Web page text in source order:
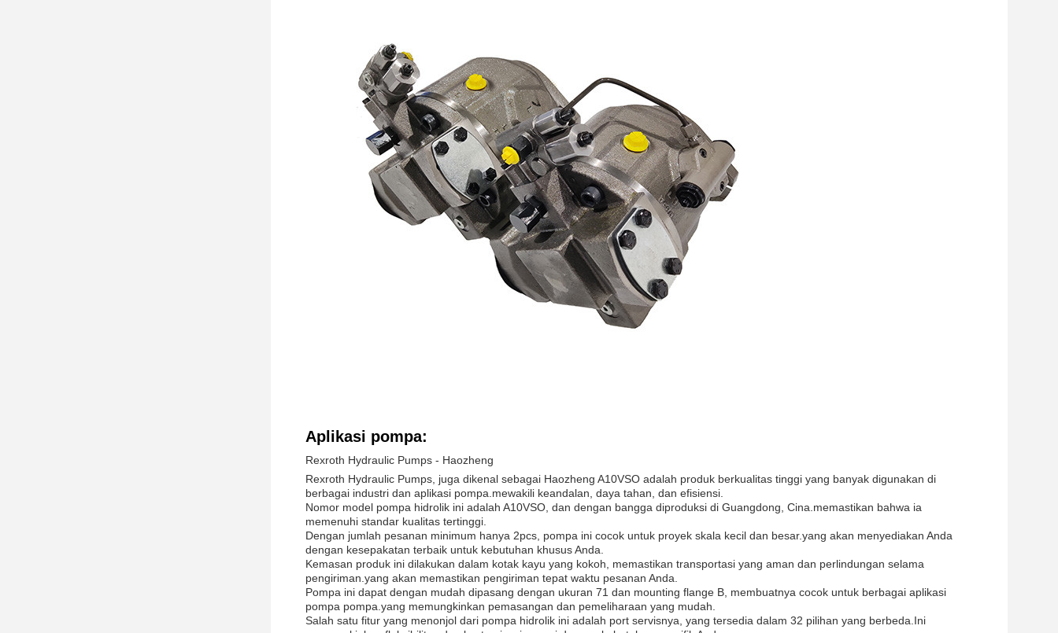
Aplikasi pompa:
Rexroth Hydraulic Pumps - Haozheng
Rexroth Hydraulic Pumps, juga dikenal sebagai Haozheng A10VSO adalah produk berkualitas tinggi yang banyak digunakan di
berbagai industri dan aplikasi pompa.mewakili keandalan, daya tahan, dan efisiensi.
Nomor model pompa hidrolik ini adalah A10VSO, dan dengan bangga diproduksi di Guangdong, Cina.memastikan bahwa ia
memenuhi standar kualitas tertinggi.
Dengan jumlah pesanan minimum hanya 2pcs, pompa ini cocok untuk proyek skala kecil dan besar.yang akan menyediakan Anda
dengan kesepakatan terbaik untuk kebutuhan khusus Anda.
Kemasan produk ini dilakukan dalam kotak kayu yang kokoh, memastikan transportasi yang aman dan perlindungan selama
pengiriman.yang akan memastikan pengiriman tepat waktu pesanan Anda.
Pompa ini dapat dengan mudah dipasang dengan ukuran 71 dan mounting flange B, membuatnya cocok untuk berbagai aplikasi
pompa pompa.yang memungkinkan pemasangan dan pemeliharaan yang mudah.
Salah satu fitur yang menonjol dari pompa hidrolik ini adalah port servisnya, yang tersedia dalam 32 pilihan yang berbeda.Ini